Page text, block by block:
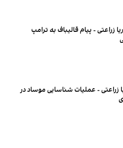
زراعتی - پیام قالیباف به ترامپ
زراعتی - عملیات شناسایی موساد در